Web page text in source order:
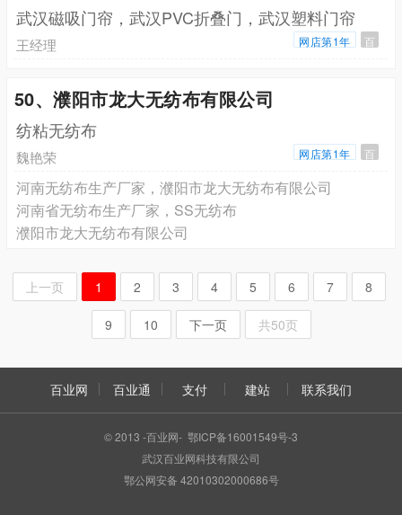
武汉磁吸门帘，武汉PVC折叠门，武汉塑料门帘
王经理 网店第1年 百
50、濮阳市龙大无纺布有限公司
纺粘无纺布
魏艳荣 网店第1年 百
河南无纺布生产厂家，濮阳市龙大无纺布有限公司
河南省无纺布生产厂家，SS无纺布
濮阳市龙大无纺布有限公司
上一页 1 2 3 4 5 6 7 8
9 10 下一页 共50页
百业网 百业通 支付 建站 联系我们
© 2013 -百业网- 鄂ICP备16001549号-3
武汉百业网科技有限公司
鄂公网安备 42010302000686号